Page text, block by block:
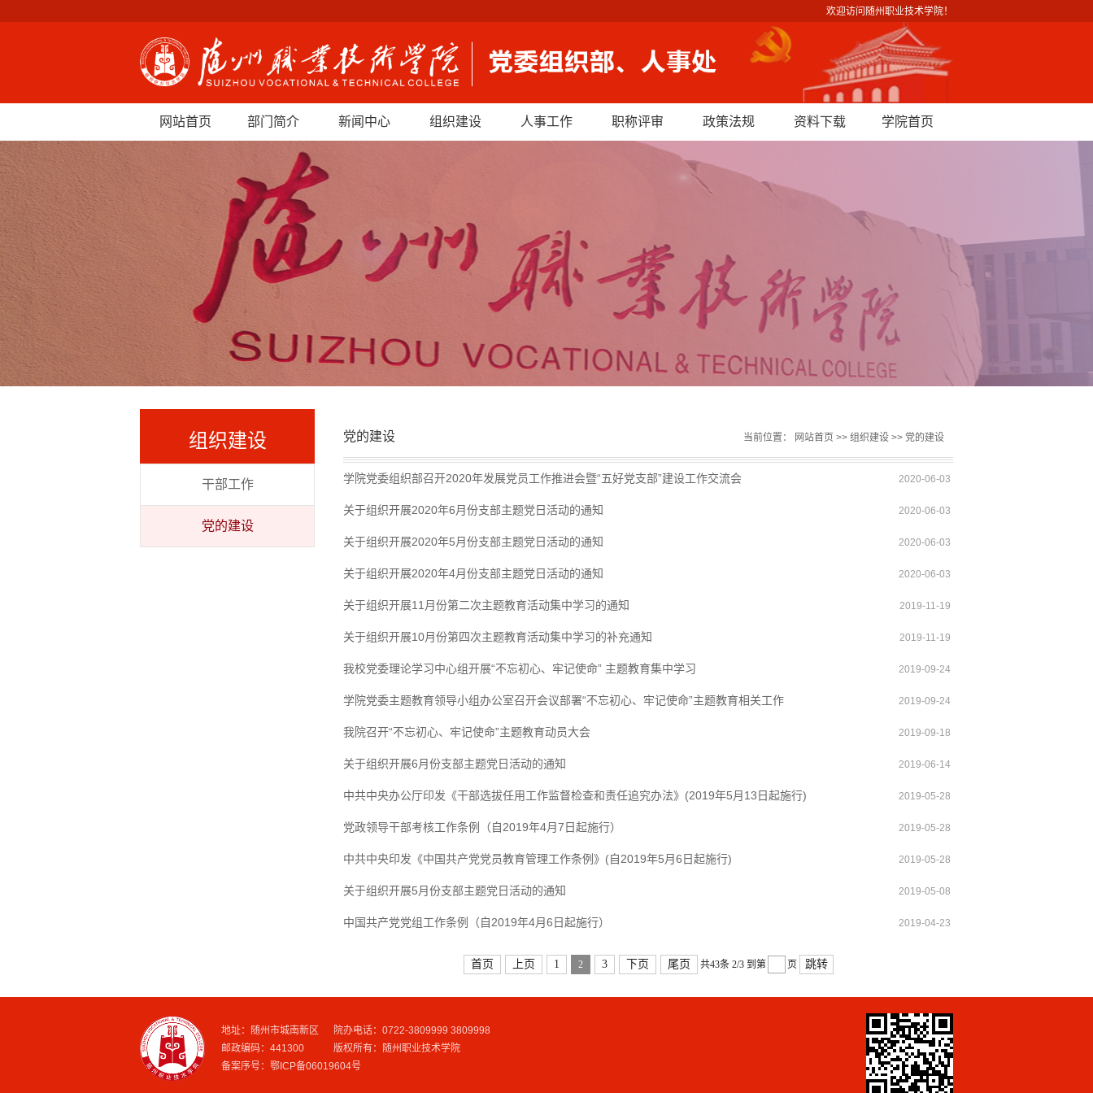
欢迎访问随州职业技术学院！
网站首页 部门简介 新闻中心 组织建设 人事工作 职称评审 政策法规 资料下载 学院首页
组织建设
干部工作
党的建设
党的建设 当前位置： 网站首页 >> 组织建设 >> 党的建设
学院党委组织部召开2020年发展党员工作推进会暨“五好党支部”建设工作交流会 2020-06-03
关于组织开展2020年6月份支部主题党日活动的通知 2020-06-03
关于组织开展2020年5月份支部主题党日活动的通知 2020-06-03
关于组织开展2020年4月份支部主题党日活动的通知 2020-06-03
关于组织开展11月份第二次主题教育活动集中学习的通知 2019-11-19
关于组织开展10月份第四次主题教育活动集中学习的补充通知 2019-11-19
我校党委理论学习中心组开展“不忘初心、牢记使命” 主题教育集中学习 2019-09-24
学院党委主题教育领导小组办公室召开会议部署“不忘初心、牢记使命”主题教育相关工作 2019-09-24
我院召开“不忘初心、牢记使命”主题教育动员大会 2019-09-18
关于组织开展6月份支部主题党日活动的通知 2019-06-14
中共中央办公厅印发《干部选拔任用工作监督检查和责任追究办法》(2019年5月13日起施行) 2019-05-28
党政领导干部考核工作条例（自2019年4月7日起施行） 2019-05-28
中共中央印发《中国共产党党员教育管理工作条例》(自2019年5月6日起施行) 2019-05-28
关于组织开展5月份支部主题党日活动的通知 2019-05-08
中国共产党党组工作条例（自2019年4月6日起施行） 2019-04-23
首页 上页 1 2 3 下页 尾页 共43条 2/3 到第 页 跳转
地址：随州市城南新区 院办电话：0722-3809999 3809998
邮政编码：441300 版权所有：随州职业技术学院
备案序号：鄂ICP备06019604号